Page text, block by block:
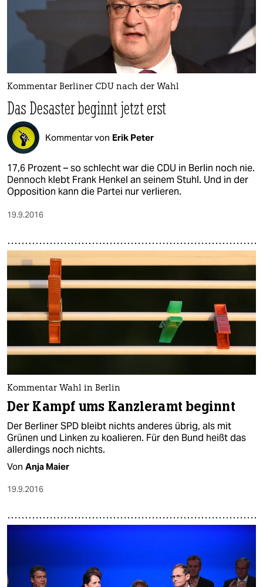
Kommentar Berliner CDU nach der Wahl
Das Desaster beginnt jetzt erst
Kommentar von Erik Peter
17,6 Prozent – so schlecht war die CDU in Berlin noch nie.
Dennoch klebt Frank Henkel an seinem Stuhl. Und in der
Opposition kann die Partei nur verlieren.
19.9.2016
Kommentar Wahl in Berlin
Der Kampf ums Kanzleramt beginnt
Der Berliner SPD bleibt nichts anderes übrig, als mit
Grünen und Linken zu koalieren. Für den Bund heißt das
allerdings noch nichts.
Von Anja Maier
19.9.2016